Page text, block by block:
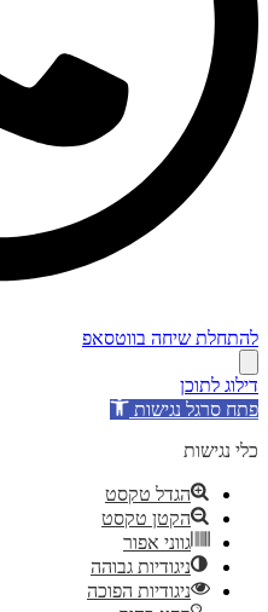
להתחלת שיחה בווטסאפ
דילוג לתוכן
פתח סרגל נגישות
כלי נגישות
הגדל טקסט
הקטן טקסט
גווני אפור
ניגודיות גבוהה
ניגודיות הפוכה